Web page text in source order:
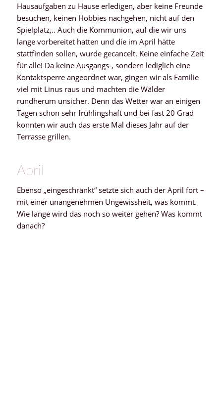
Hausaufgaben zu Hause erledigen, aber keine Freunde
besuchen, keinen Hobbies nachgehen, nicht auf den
Spielplatz,.. Auch die Kommunion, auf die wir uns
lange vorbereitet hatten und die im April hätte
stattfinden sollen, wurde gecancelt. Keine einfache Zeit
für alle! Da keine Ausgangs-, sondern lediglich eine
Kontaktsperre angeordnet war, gingen wir als Familie
viel mit Linus raus und machten die Wälder
rundherum unsicher. Denn das Wetter war an einigen
Tagen schon sehr frühlingshaft und bei fast 20 Grad
konnten wir auch das erste Mal dieses Jahr auf der
Terrasse grillen.
April
Ebenso „eingeschränkt“ setzte sich auch der April fort –
mit einer unangenehmen Ungewissheit, was kommt.
Wie lange wird das noch so weiter gehen? Was kommt
danach?